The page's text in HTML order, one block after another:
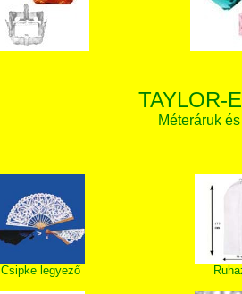
TAYLOR-
Méteráruk
Csipke legyező